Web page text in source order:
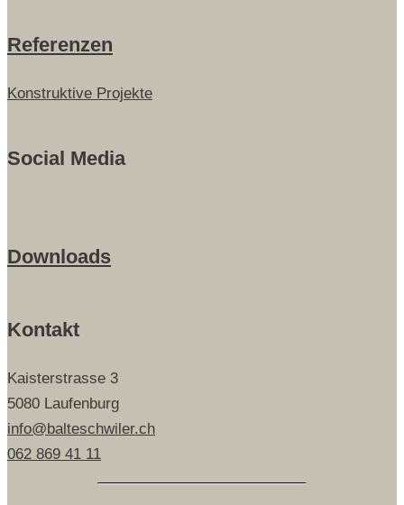
Referenzen
Konstruktive Projekte
Social Media
Downloads
Kontakt
Kaisterstrasse 3
5080 Laufenburg
info@balteschwiler.ch
062 869 41 11